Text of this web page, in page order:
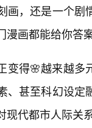
画，还是一个
漫画都能给你答
变得🌸越来越多
、甚至科幻设
现代都市人际关